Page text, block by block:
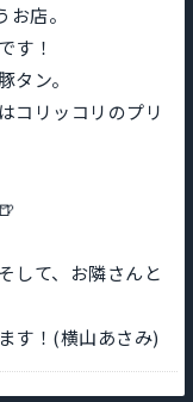
店。
す！
タン。
コリッコリのプリ
して、お隣さんと
す！(横山あさみ)